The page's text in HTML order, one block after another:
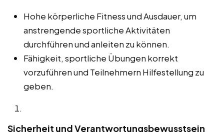
Hohe körperliche Fitness und Ausdauer, um
anstrengende sportliche Aktivitäten
durchführen und anleiten zu können.
Fähigkeit, sportliche Übungen korrekt
vorzuführen und Teilnehmern Hilfestellung zu
geben.
Sicherheit und Verantwortungsbewusstsein